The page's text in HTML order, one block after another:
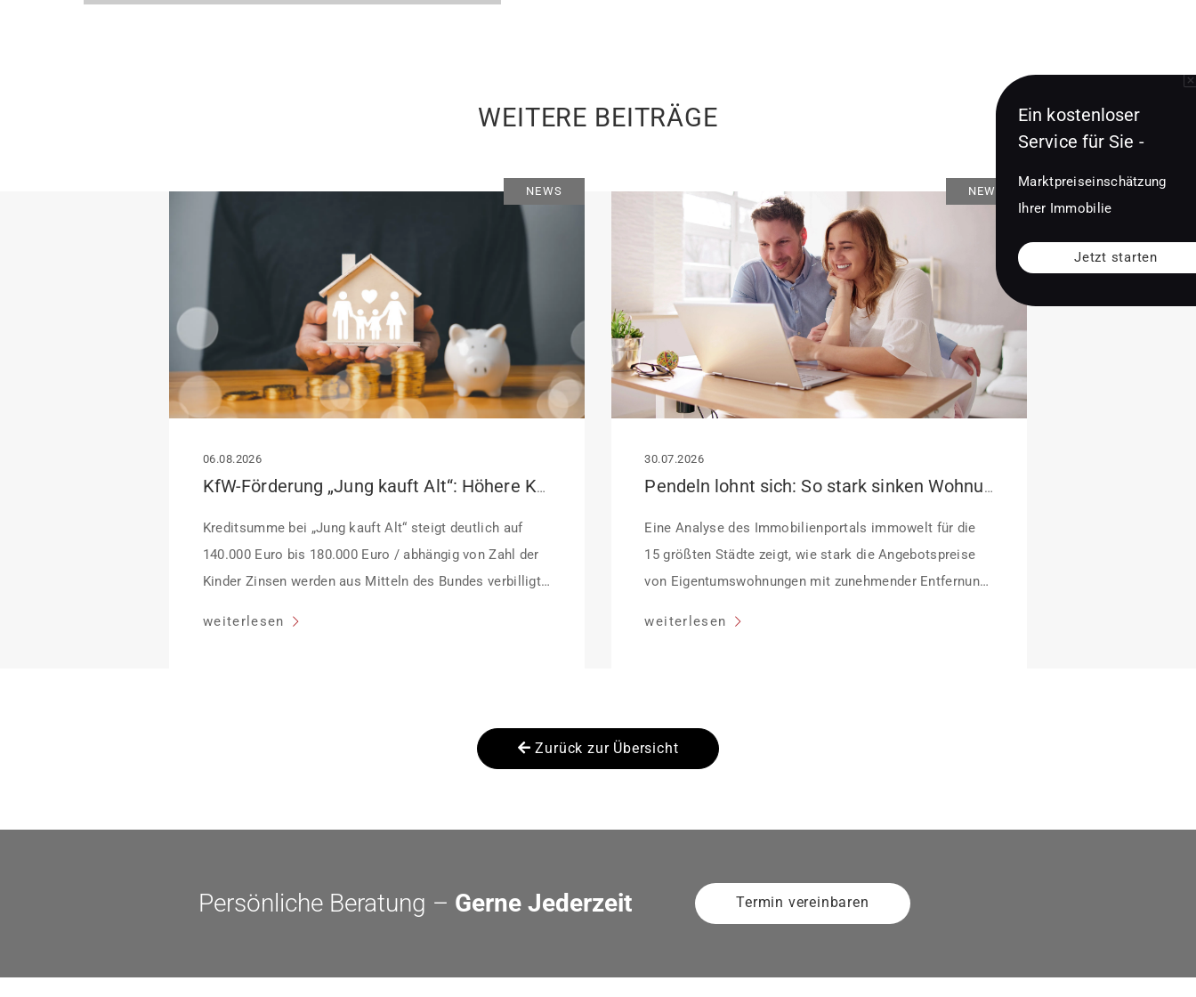
WEITERE BEITRÄGE
NEWS
06.08.2026
KfW-Förderung „Jung kauft Alt“: Höhere Kredite ab August 2026
Kreditsumme bei „Jung kauft Alt“ steigt deutlich auf
140.000 Euro bis 180.000 Euro / abhängig von Zahl der
Kinder Zinsen werden aus Mitteln des Bundes verbilligt:
weiterlesen
NEWS
30.07.2026
Pendeln lohnt sich: So stark sinken Wohnungspreise im Umland
Eine Analyse des Immobilienportals immowelt für die
15 größten Städte zeigt, wie stark die Angebotspreise
von Eigentumswohnungen mit zunehmender Entfernung
weiterlesen
Zurück zur Übersicht
Persönliche Beratung – Gerne Jederzeit Termin vereinbaren
Ein kostenloser
Service für Sie -
Marktpreiseinschätzung
Ihrer Immobilie
Jetzt starten